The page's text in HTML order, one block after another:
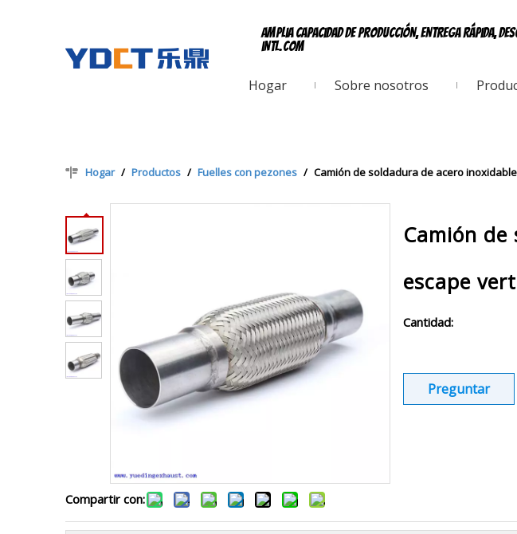
Amplia capacidad de producción, entrega rápida,
intl.com
Hogar Sobre nosotros
Hogar / Productos / Fuelles con pezones / Camión de soldadura de acero
Compartir con:
Camión
escape
Cantidad:
Preguntar